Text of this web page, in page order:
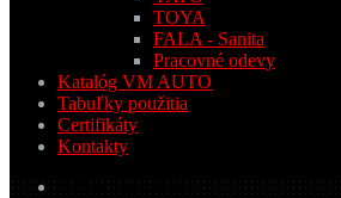
TOYA
FALA - Sanita
Pracovné odevy
Katalóg VM AUTO
Tabuľky použitia
Certifikáty
Kontakty
0.00 € 0 produktov